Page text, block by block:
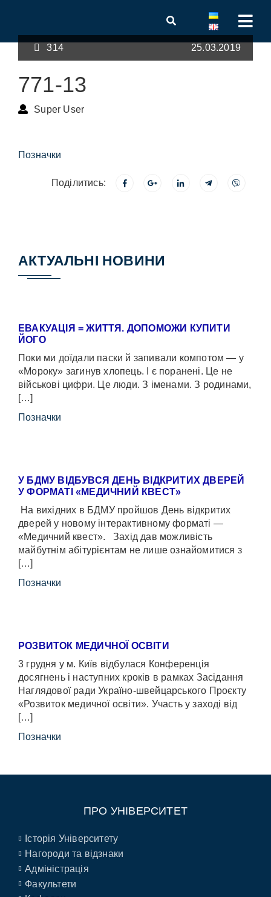
314 25.03.2019
771-13
Super User
Позначки
Поділитись:
АКТУАЛЬНІ НОВИНИ
ЕВАКУАЦІЯ = ЖИТТЯ. ДОПОМОЖИ КУПИТИ
ЙОГО
Поки ми доїдали паски й запивали компотом — у
«Мороку» загинув хлопець. І є поранені. Це не
військові цифри. Це люди. З іменами. З родинами,
[…]
Позначки
У БДМУ ВІДБУВСЯ ДЕНЬ ВІДКРИТИХ ДВЕРЕЙ
У ФОРМАТІ «МЕДИЧНИЙ КВЕСТ»
На вихідних в БДМУ пройшов День відкритих
дверей у новому інтерактивному форматі —
«Медичний квест». Захід дав можливість
майбутнім абітурієнтам не лише ознайомитися з
[…]
Позначки
РОЗВИТОК МЕДИЧНОЇ ОСВІТИ
3 грудня у м. Київ відбулася Конференція
досягнень і наступних кроків в рамках Засідання
Наглядової ради Україно-швейцарського Проєкту
«Розвиток медичної освіти». Участь у заході від
[…]
Позначки
ПРО УНІВЕРСИТЕТ
Історія Університету
Нагороди та відзнаки
Адміністрація
Факультети